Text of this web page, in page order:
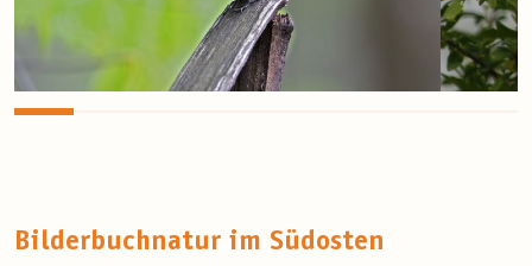
Bilderbuchnatur im Südosten